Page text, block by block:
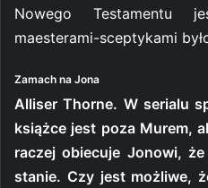
Nowego Testamentu
maesterami-sceptykami
Zamach na Jona
Alliser Thorne. W serialu
książce jest poza Murem,
raczej obiecuje Jonowi,
stanie. Czy jest możliwe,